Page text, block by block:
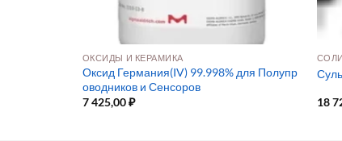
ОКСИДЫ И КЕРАМИКА
Оксид Германия(IV) 99.998% для Полупр
оводников и Сенсоров
7 425,00₽ 18